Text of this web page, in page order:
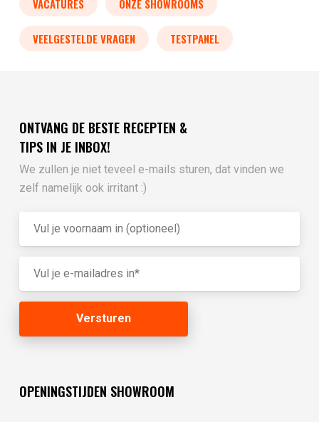
VACATURES ONZE SHOWROOMS
VEELGESTELDE VRAGEN TESTPANEL
ONTVANG DE BESTE RECEPTEN &
TIPS IN JE INBOX!
We zullen je niet teveel e-mails sturen, dat vinden we
zelf namelijk ook irritant :)
OPENINGSTIJDEN SHOWROOM